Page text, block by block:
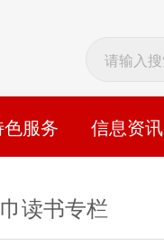
服务 信息资讯
读书专栏